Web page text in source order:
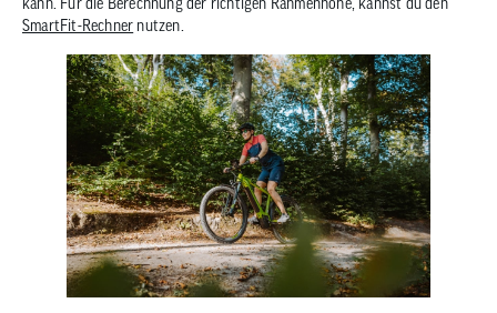
SmartFit-Rechner nutzen.